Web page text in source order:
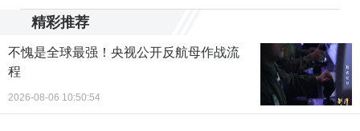
精彩推荐
不愧是全球最强！央视公开反航母作战流
程
2026-08-06 10:50:54